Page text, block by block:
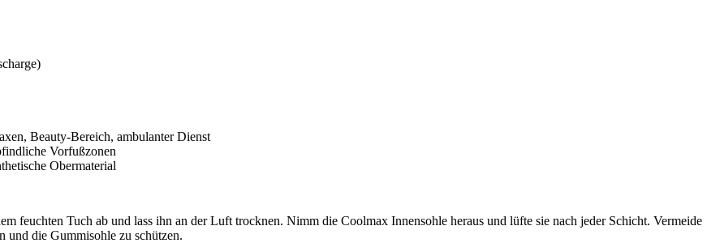
Beauty-Bereich, ambulanter Dienst
Vorfußzonen
Obermaterial
feuchten Tuch ab und lass ihn an der Luft trocknen. Nimm die Coolmax Innensohle heraus und lüfte sie nach jeder Schicht. Vermeide
und die Gummisohle zu schützen.